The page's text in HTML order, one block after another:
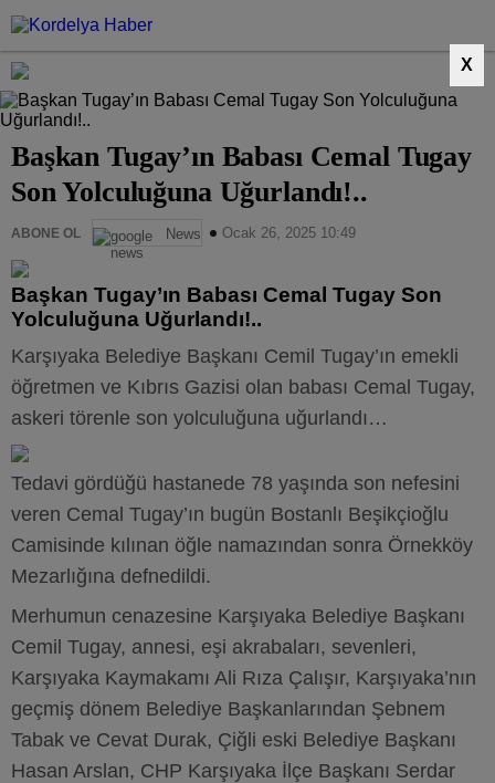
X
Başkan Tugay’ın Babası Cemal Tugay
Son Yolculuğuna Uğurlandı!..
ABONE OL News Ocak 26, 2025 10:49
Başkan Tugay’ın Babası Cemal Tugay Son
Yolculuğuna Uğurlandı!..
Karşıyaka Belediye Başkanı Cemil Tugay’ın emekli
öğretmen ve Kıbrıs Gazisi olan babası Cemal Tugay,
askeri törenle son yolculuğuna uğurlandı…
Tedavi gördüğü hastanede 78 yaşında son nefesini
veren Cemal Tugay’ın bugün Bostanlı Beşikçioğlu
Camisinde kılınan öğle namazından sonra Örnekköy
Mezarlığına defnedildi.
Merhumun cenazesine Karşıyaka Belediye Başkanı
Cemil Tugay, annesi, eşi akrabaları, sevenleri,
Karşıyaka Kaymakamı Ali Rıza Çalışır, Karşıyaka’nın
geçmiş dönem Belediye Başkanlarından Şebnem
Tabak ve Cevat Durak, Çiğli eski Belediye Başkanı
Hasan Arslan, CHP Karşıyaka İlçe Başkanı Serdar